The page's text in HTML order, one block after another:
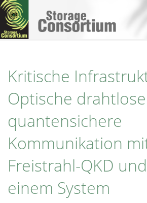
Direkt
zum
Inhalt
Kritische
Optische drahtlose
quantensichere
Kommunikation
Freistrahl-QKD
einem System